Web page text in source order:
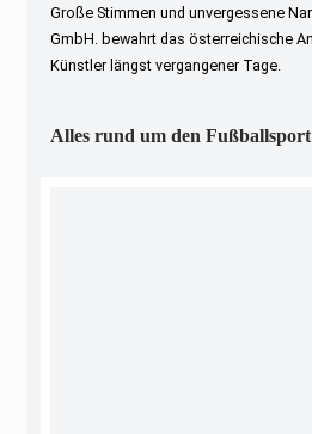
Große Stimmen und unvergessene
GmbH. bewahrt das österreichische
Künstler längst vergangener Tage.
Alles rund um den